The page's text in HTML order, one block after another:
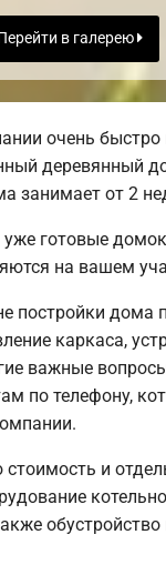
в галерею
очень быстро
деревянный
занимает от 2
готовые
на вашем
постройки дома
каркаса,
важные
по телефону,
и